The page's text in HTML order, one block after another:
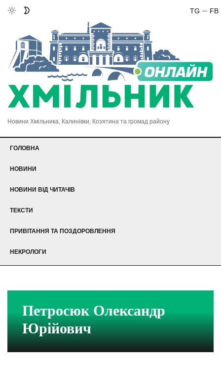
FB
TG
Новини Хмільника, Калинівки, Козятина та громад району
ГОЛОВНА
НОВИНИ
НОВИНИ ВІД ЧИТАЧІВ
ТЕКСТИ
ПРИВІТАННЯ ТА ПОЗДОРОВЛЕННЯ
НЕКРОЛОГИ
Петросюк Олександр
Юрійович